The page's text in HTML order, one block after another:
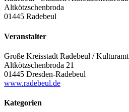
Altkötzschenbroda
01445 Radebeul
Veranstalter
Große Kreisstadt Radebeul / Kulturamt
Altkötzschenbroda 21
01445 Dresden-Radebeul
www.radebeul.de
Kategorien